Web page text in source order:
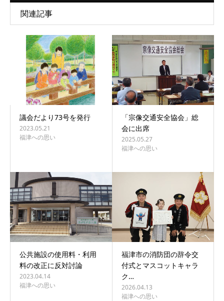
関連記事
議会だより73号を発行
2023.05.21
福津への思い
「宗像交通安全協会」総
会に出席
2025.05.27
福津への思い
公共施設の使用料・利用
料の改正に反対討論
2023.04.14
福津への思い
福津市の消防団の辞令交
付式とマスコットキャラ
ク…
2026.04.13
福津への思い